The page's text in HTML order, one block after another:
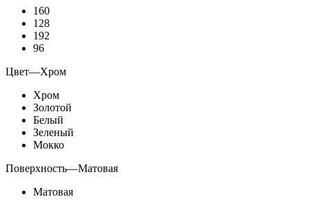
160
128
192
96
Цвет—Хром
Хром
Золотой
Белый
Зеленый
Мокко
Поверхность—Матовая
Матовая